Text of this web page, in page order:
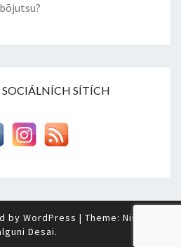
SÍTÍCH
by WordPress | Theme: Nisarg by
Desai.